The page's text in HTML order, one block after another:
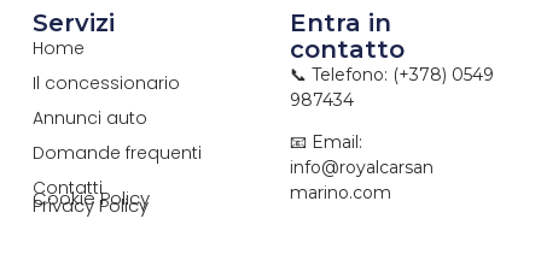
Servizi
Home
Il concessionario
Annunci auto
Domande frequenti
Contatti
Cookie Policy
Privacy Policy
Entra in
contatto
📞 Telefono: (+378) 0549
987434
📧 Email:
info@royalcarsan
marino.com